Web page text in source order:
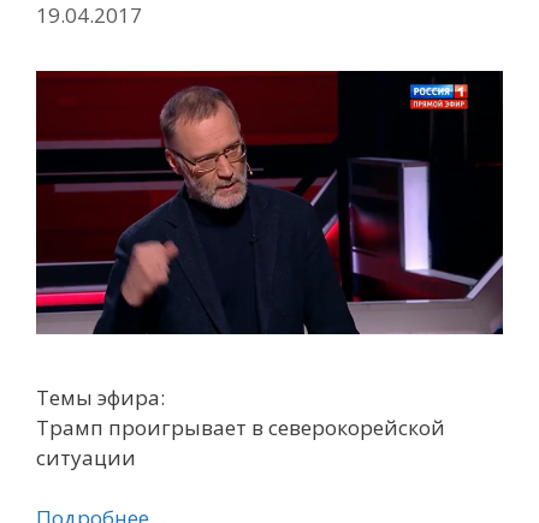
19.04.2017
Темы эфира:
Трамп проигрывает в северокорейской
ситуации